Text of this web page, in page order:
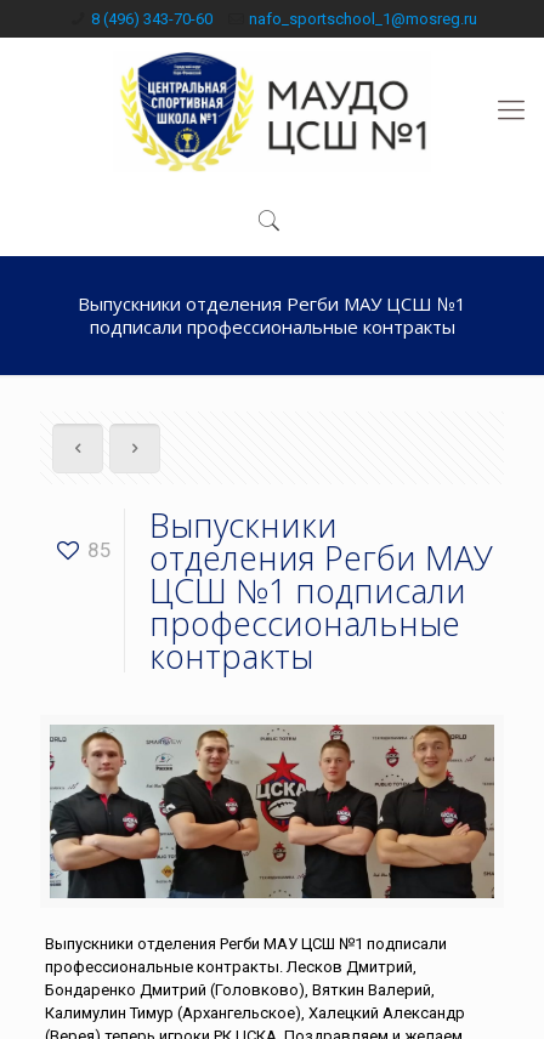
8 (496) 343-70-60 nafo_sportschool_1@mosreg.ru
Выпускники отделения Регби МАУ ЦСШ №1
подписали профессиональные контракты
85
Выпускники
отделения Регби МАУ
ЦСШ №1 подписали
профессиональные
контракты
Выпускники отделения Регби МАУ ЦСШ №1 подписали
профессиональные контракты. Лесков Дмитрий,
Бондаренко Дмитрий (Головково), Вяткин Валерий,
Калимулин Тимур (Архангельское), Халецкий Александр